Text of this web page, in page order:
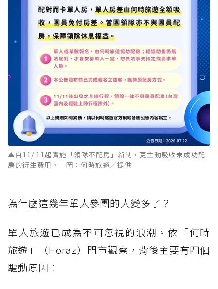
▲自11/ 11起實施「領隊不配房」新制，更主動吸收未成功配
房的衍生費用。 圖：何時旅遊／提供
為什麼這幾年單人參團的人變多了？
單人旅遊已成為不可忽視的浪潮。依「何時
旅遊」（Horaz）門市觀察，背後主要有四個
驅動原因：